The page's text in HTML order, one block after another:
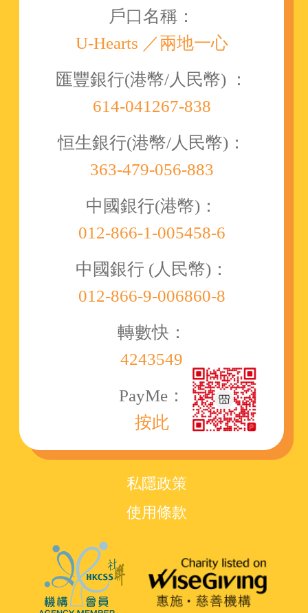
戶口名稱：
U-Hearts ／兩地一心
匯豐銀行(港幣/人民幣) ：
614-041267-838
恒生銀行(港幣/人民幣)：
363-479-056-883
中國銀行(港幣)：
012-866-1-005458-6
中國銀行 (人民幣)：
012-866-9-006860-8
轉數快：
4243549
PayMe：
按此
私隱政策
使用條款